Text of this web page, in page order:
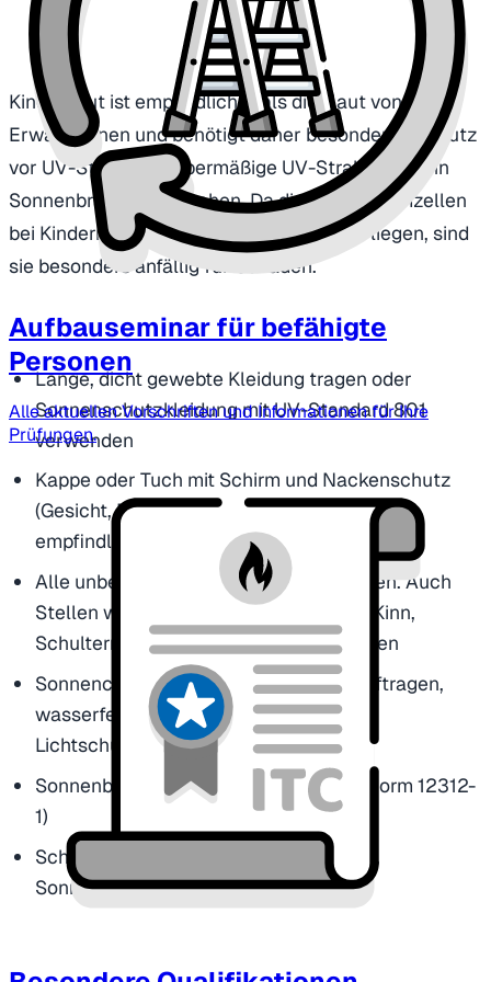
Kinderhaut ist empfindlicher als die Haut von
Erwachsenen und benötigt daher besonderen Schutz
vor UV-Strahlung. Übermäßige UV-Strahlung kann
Sonnenbrand verursachen. Da die Hautstammzellen
bei Kindern näher an der Hautoberfläche liegen, sind
sie besonders anfällig für Schäden.
Lange, dicht gewebte Kleidung tragen oder
Sonnenschutzkleidung mit UV-Standard 801
verwenden
Kappe oder Tuch mit Schirm und Nackenschutz
(Gesicht, Nacken und Ohren sind besonders
empfindlich)
Alle unbedeckten Hautstellen eincremen. Auch
Stellen wie Stirn, Ohren, Nase, Lippen, Kinn,
Schultern und Fußrücken nicht vergessen
Sonnencreme dick und gleichmäßig auftragen,
wasserfeste Sonnencreme mit hohem
Lichtschutzfaktor nutzen (LSF 50)
Sonnenbrille mit UV-Schutz 400 (EU-Norm 12312-
1)
Schatten nutzen (Bäume, Sonnensegel,
Sonnenschirme)[2]
Aufbauseminar für befähigte
Personen
Alle aktuellen Vorschriften und Informationen für Ihre
Prüfungen.